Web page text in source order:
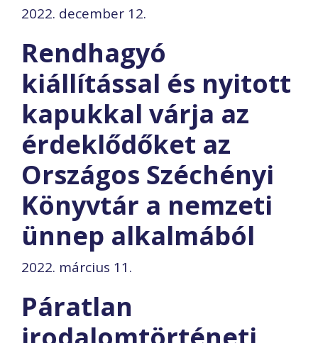
2022. december 12.
Rendhagyó
kiállítással és nyitott
kapukkal várja az
érdeklődőket az
Országos Széchényi
Könyvtár a nemzeti
ünnep alkalmából
2022. március 11.
Páratlan